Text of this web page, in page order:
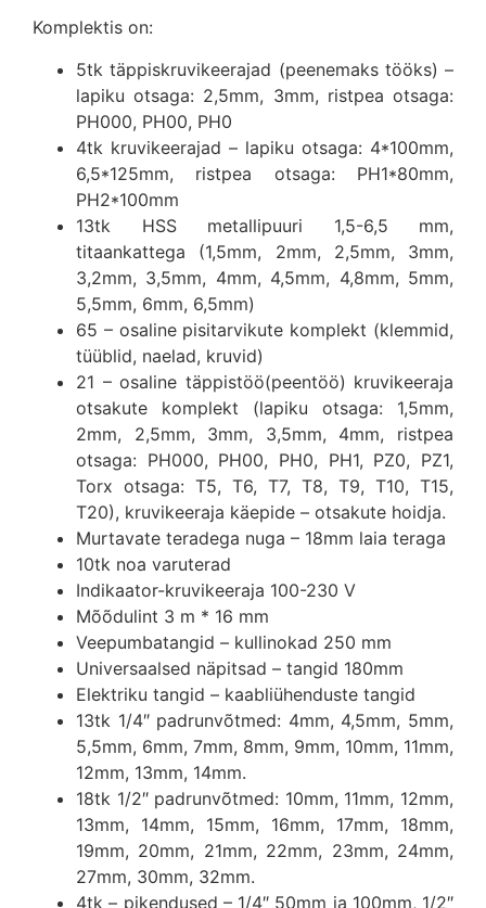
Komplektis on:
5tk täppiskruvikeerajad (peenemaks tööks) –
lapiku otsaga: 2,5mm, 3mm, ristpea otsaga:
PH000, PH00, PH0
4tk kruvikeerajad – lapiku otsaga: 4*100mm,
6,5*125mm, ristpea otsaga: PH1*80mm,
PH2*100mm
13tk HSS metallipuuri 1,5-6,5 mm,
titaankattega (1,5mm, 2mm, 2,5mm, 3mm,
3,2mm, 3,5mm, 4mm, 4,5mm, 4,8mm, 5mm,
5,5mm, 6mm, 6,5mm)
65 – osaline pisitarvikute komplekt (klemmid,
tüüblid, naelad, kruvid)
21 – osaline täppistöö(peentöö) kruvikeeraja
otsakute komplekt (lapiku otsaga: 1,5mm,
2mm, 2,5mm, 3mm, 3,5mm, 4mm, ristpea
otsaga: PH000, PH00, PH0, PH1, PZ0, PZ1,
Torx otsaga: T5, T6, T7, T8, T9, T10, T15,
T20), kruvikeeraja käepide – otsakute hoidja.
Murtavate teradega nuga – 18mm laia teraga
10tk noa varuterad
Indikaator-kruvikeeraja 100-230 V
Mõõdulint 3 m * 16 mm
Veepumbatangid – kullinokad 250 mm
Universaalsed näpitsad – tangid 180mm
Elektriku tangid – kaabliühenduste tangid
13tk 1/4″ padrunvõtmed: 4mm, 4,5mm, 5mm,
5,5mm, 6mm, 7mm, 8mm, 9mm, 10mm, 11mm,
12mm, 13mm, 14mm.
18tk 1/2″ padrunvõtmed: 10mm, 11mm, 12mm,
13mm, 14mm, 15mm, 16mm, 17mm, 18mm,
19mm, 20mm, 21mm, 22mm, 23mm, 24mm,
27mm, 30mm, 32mm.
4tk – pikendused – 1/4″ 50mm ja 100mm, 1/2″